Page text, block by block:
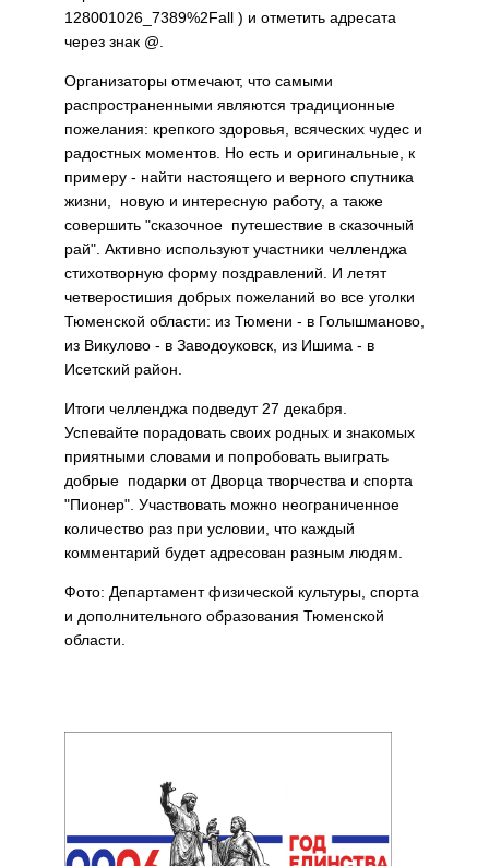
128001026_7389%2Fall ) и отметить адресата
через знак @.
Организаторы отмечают, что самыми
распространенными являются традиционные
пожелания: крепкого здоровья, всяческих чудес и
радостных моментов. Но есть и оригинальные, к
примеру - найти настоящего и верного спутника
жизни, новую и интересную работу, а также
совершить "сказочное путешествие в сказочный
рай". Активно используют участники челленджа
стихотворную форму поздравлений. И летят
четверостишия добрых пожеланий во все уголки
Тюменской области: из Тюмени - в Голышманово,
из Викулово - в Заводоуковск, из Ишима - в
Исетский район.
Итоги челленджа подведут 27 декабря.
Успевайте порадовать своих родных и знакомых
приятными словами и попробовать выиграть
добрые подарки от Дворца творчества и спорта
"Пионер". Участвовать можно неограниченное
количество раз при условии, что каждый
комментарий будет адресован разным людям.
Фото: Департамент физической культуры, спорта
и дополнительного образования Тюменской
области.